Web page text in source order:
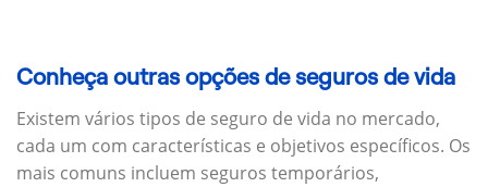
Conheça outras opções de seguros de vida
Existem vários tipos de seguro de vida no mercado,
cada um com características e objetivos específicos. Os
mais comuns incluem seguros temporários,